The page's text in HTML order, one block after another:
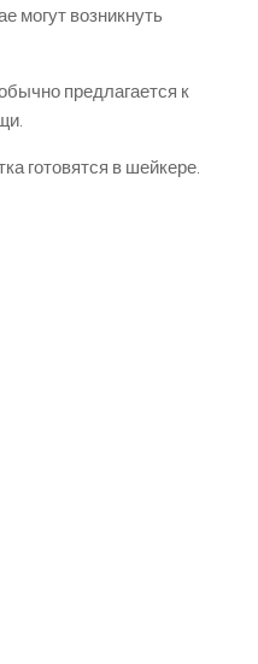
могут возникнуть
предлагается к
готовятся в шейкере.